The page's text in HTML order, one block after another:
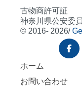
古物商許可証
神奈川県公安委
© 2016- 2026/
ホーム
お問い合わせ